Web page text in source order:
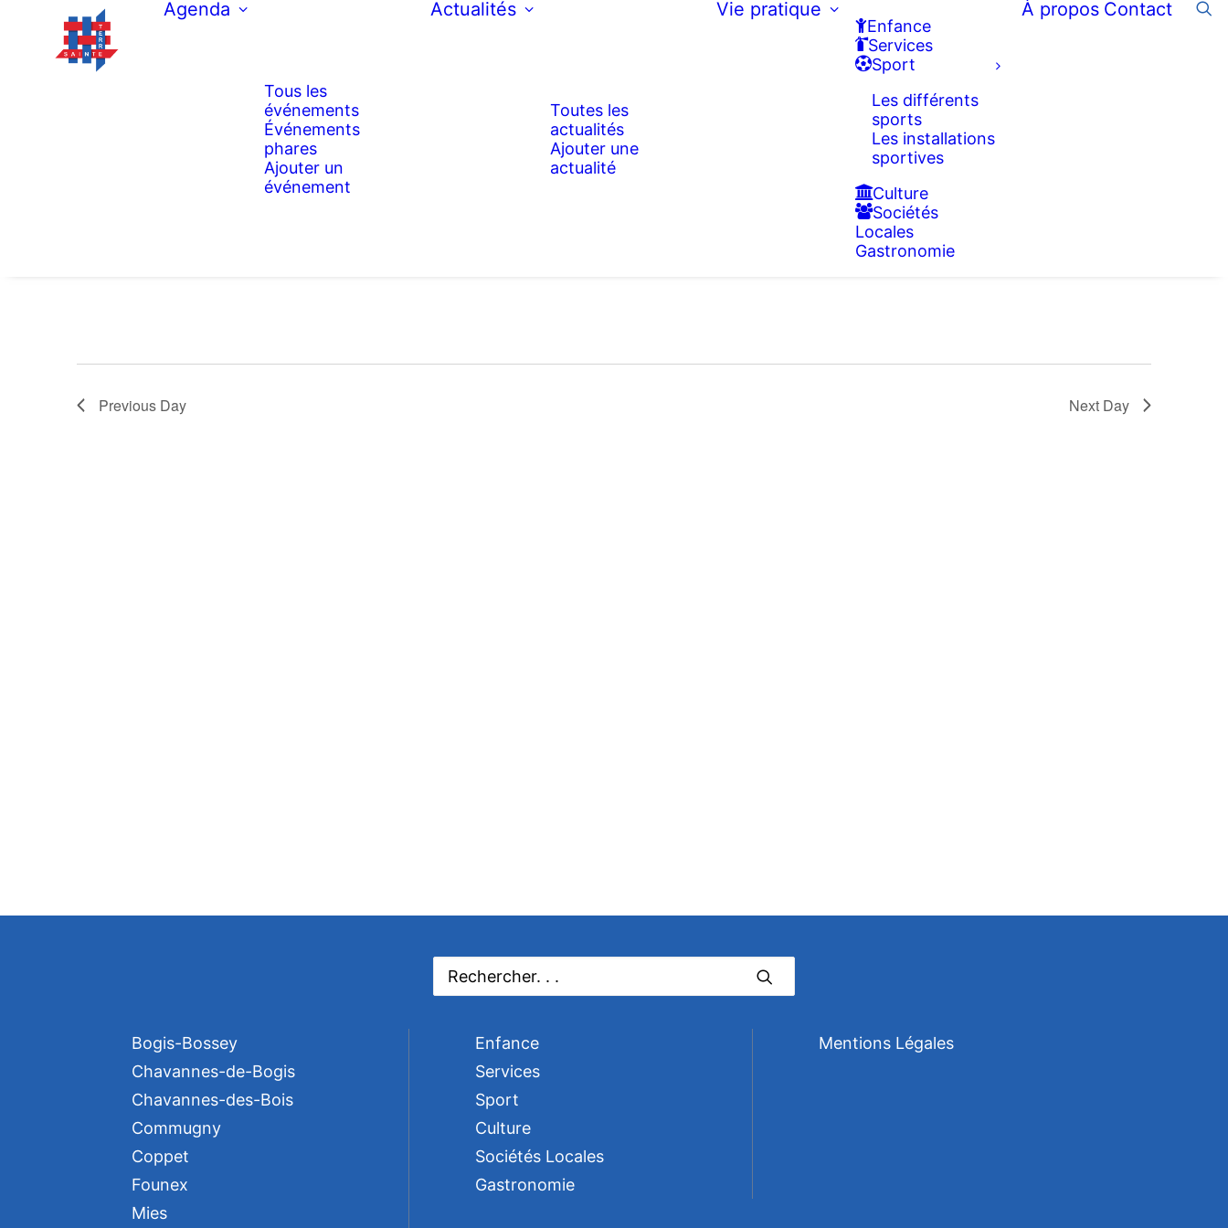
Agenda
Tous les
événements
Événements
phares
Ajouter un
événement
Actualités
Toutes les
actualités
Ajouter une
actualité
Vie pratique
Enfance
Services
Sport
Les différents
sports
Les installations
sportives
Culture
Sociétés
Locales
Gastronomie
À propos Contact
Previous Day Next Day
Bogis-Bossey
Chavannes-de-Bogis
Chavannes-des-Bois
Commugny
Coppet
Founex
Mies
Enfance
Services
Sport
Culture
Sociétés Locales
Gastronomie
Mentions Légales